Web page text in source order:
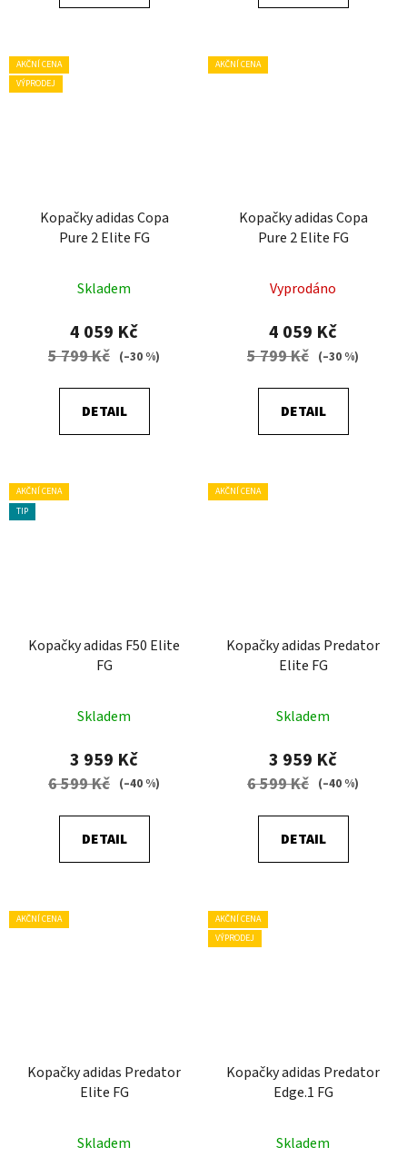
AKČNÍ CENA
VÝPRODEJ
Kopačky adidas Copa
Pure 2 Elite FG
Skladem
4 059 Kč
5 799 Kč (–30 %)
DETAIL
AKČNÍ CENA
Kopačky adidas Copa
Pure 2 Elite FG
Vyprodáno
4 059 Kč
5 799 Kč (–30 %)
DETAIL
AKČNÍ CENA
TIP
Kopačky adidas F50 Elite
FG
Skladem
3 959 Kč
6 599 Kč (–40 %)
DETAIL
AKČNÍ CENA
Kopačky adidas Predator
Elite FG
Skladem
3 959 Kč
6 599 Kč (–40 %)
DETAIL
AKČNÍ CENA
Kopačky adidas Predator
Elite FG
Skladem
AKČNÍ CENA
VÝPRODEJ
Kopačky adidas Predator
Edge.1 FG
Skladem